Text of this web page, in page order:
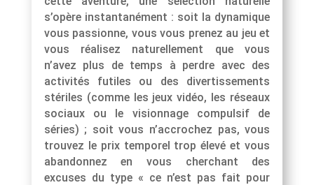
s’opère instantanément : soit la dynamique
vous passionne, vous vous prenez au jeu et
vous réalisez naturellement que vous
n’avez plus de temps à perdre avec des
activités futiles ou des divertissements
stériles (comme les jeux vidéo, les réseaux
sociaux ou le visionnage compulsif de
séries) ; soit vous n’accrochez pas, vous
trouvez le prix temporel trop élevé et vous
abandonnez en vous cherchant des
excuses du type « ce n’est pas fait pour